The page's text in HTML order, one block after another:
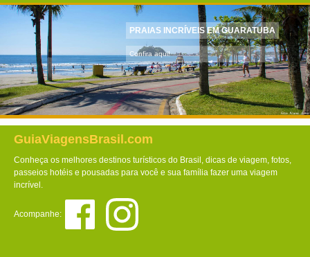
PRAIAS INCRÍVEIS EM GUARATUBA
Confira aqui!
GuiaViagensBrasil.com
Conheça os melhores destinos turísticos do Brasil, dicas de viagem, fotos,
passeios hotéis e pousadas para você e sua família fazer uma viagem
incrível.
Acompanhe: